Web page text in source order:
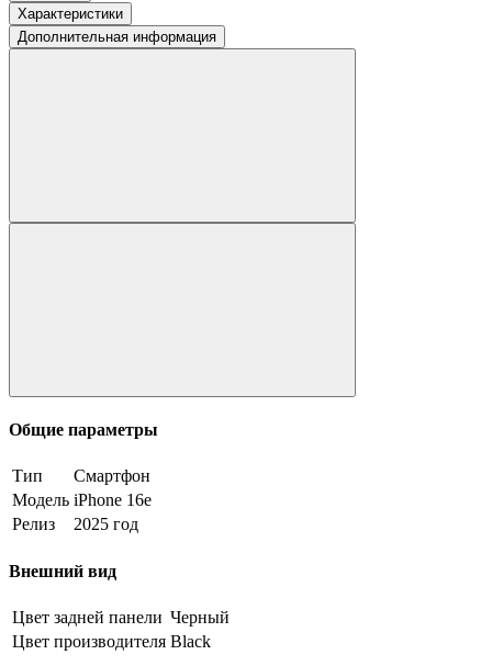
Характеристики
Дополнительная информация
Общие параметры
Тип
Смартфон
Модель iPhone 16e
Релиз
2025 год
Внешний вид
Цвет задней панели Черный
Цвет производителя Black